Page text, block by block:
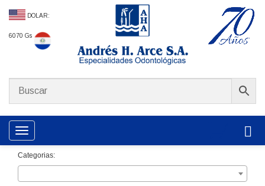
DOLAR:
6070 Gs
Toggle navigation
Categorias: